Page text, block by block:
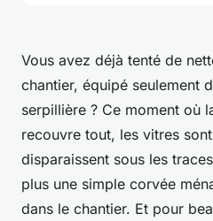
Vous avez déjà tenté de
chantier, équipé seulement
serpillière ? Ce moment où
recouvre tout, les vitres
disparaissent sous les
plus une simple corvée
dans le chantier. Et pour